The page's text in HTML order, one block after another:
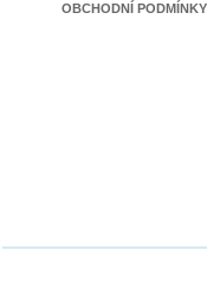
OBCHODNÍ PODMÍNKY